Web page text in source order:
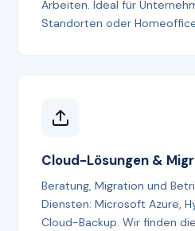
Arbeiten. Ideal für
Standorten oder
Cloud-Lösungen &
Beratung, Migration und
Diensten: Microsoft Azure,
Cloud-Backup. Wir finden